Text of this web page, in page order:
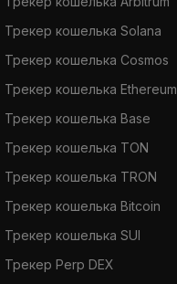
Трекер кошелька Solana
Трекер кошелька Cosmos
Трекер кошелька Ethereum
Трекер кошелька Base
Трекер кошелька TON
Трекер кошелька TRON
Трекер кошелька Bitcoin
Трекер кошелька SUI
Трекер Perp DEX